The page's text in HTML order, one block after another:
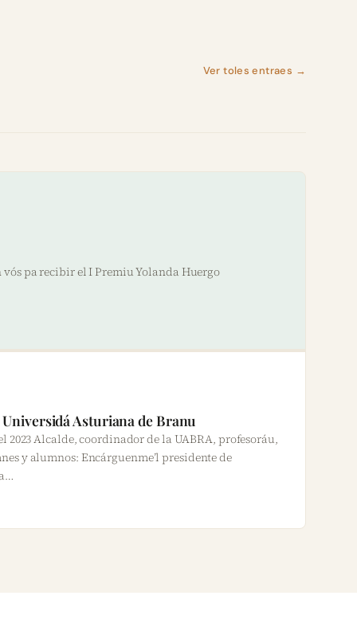
Ver toles entraes →
pa recibir el I Premiu Yolanda Huergo
Asturiana de Branu
2023 Alcalde, coordinador de la UABRA, profesoráu,
y alumnos: Encárguenme’l presidente de